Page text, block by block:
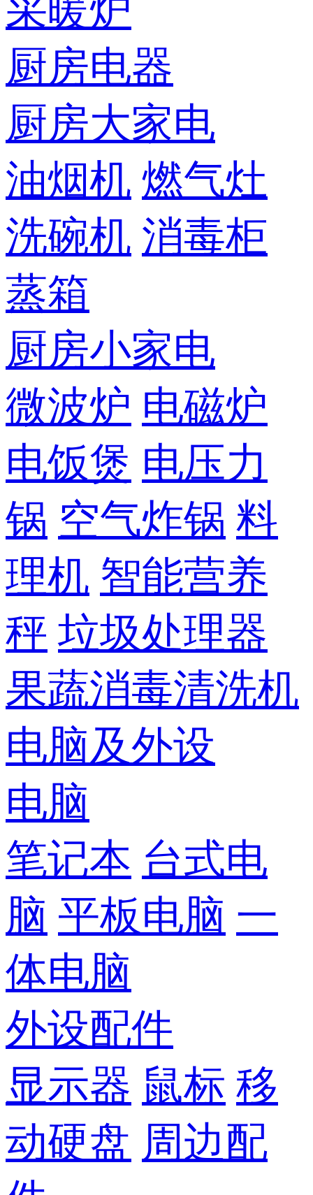
采暖炉
厨房电器
厨房大家电
油烟机 燃气灶
洗碗机 消毒柜
蒸箱
厨房小家电
微波炉 电磁炉
电饭煲 电压力
锅 空气炸锅 料
理机 智能营养
秤 垃圾处理器
果蔬消毒清洗机
电脑及外设
电脑
笔记本 台式电
脑 平板电脑 一
体电脑
外设配件
显示器 鼠标 移
动硬盘 周边配